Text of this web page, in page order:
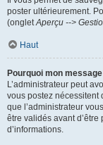
poster ultérieurement.
(ongletAperçu -->
Haut
Pourquoi mon
L’administrateur peut
vous postez nécessitent
que l’administrateur
être validés avant
d’informations.